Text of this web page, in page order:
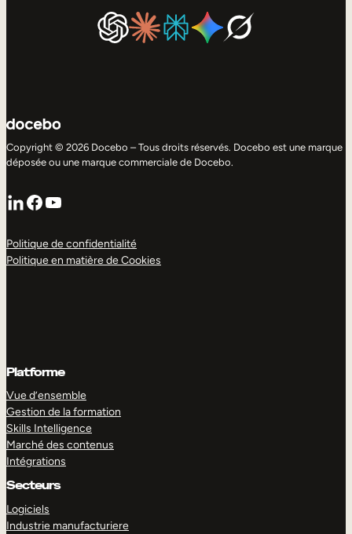
Copyright © 2026 Docebo – Tous droits réservés. Docebo est une marque
déposée ou une marque commerciale de Docebo.
LinkedIn
Facebook
YouTube
Politique de confidentialité
Politique en matière de Cookies
Platforme
Vue d’ensemble
Gestion de la formation
Skills Intelligence
Marché des contenus
Intégrations
Secteurs
Logiciels
Industrie manufacturiere